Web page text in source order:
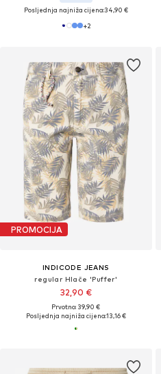
Posljednja najniža cijena:34,90 €
+2
PROMOCIJA
INDICODE JEANS
regular Hlače 'Puffer'
32,90 €
Prvotno: 39,90 €
Posljednja najniža cijena:13,16 €